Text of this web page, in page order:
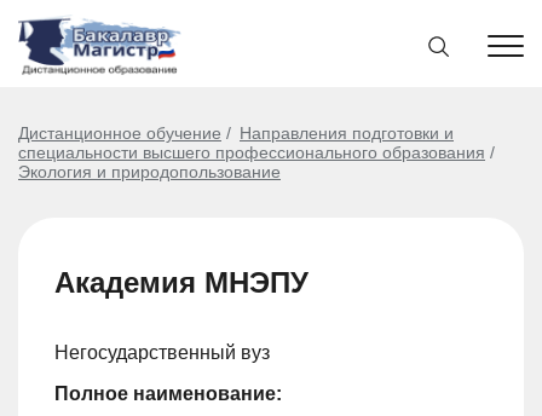
Дистанционное обучение
Направления подготовки и
специальности высшего профессионального образования
Экология и природопользование
Академия МНЭПУ
Негосударственный вуз
Полное наименование: